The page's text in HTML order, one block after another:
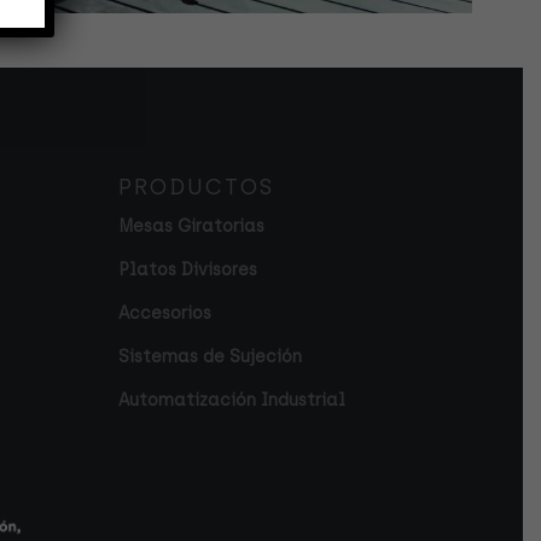
PRODUCTOS
Mesas Giratorias
Platos Divisores
Accesorios
Sistemas de Sujeción
Automatización Industrial